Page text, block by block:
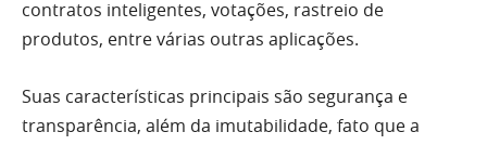
contratos inteligentes, votações, rastreio de
produtos, entre várias outras aplicações.
Suas características principais são segurança e
transparência, além da imutabilidade, fato que a